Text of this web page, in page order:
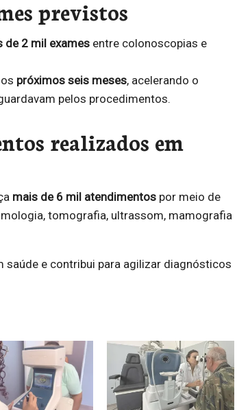
previstos
de 2 mil examesentre colonoscopias e
próximos seis meses, acelerando o
pelos procedimentos.
realizados em
mais de 6 mil atendimentospor meio de
tomografia, ultrassom, mamografia
e contribui para agilizar diagnósticos